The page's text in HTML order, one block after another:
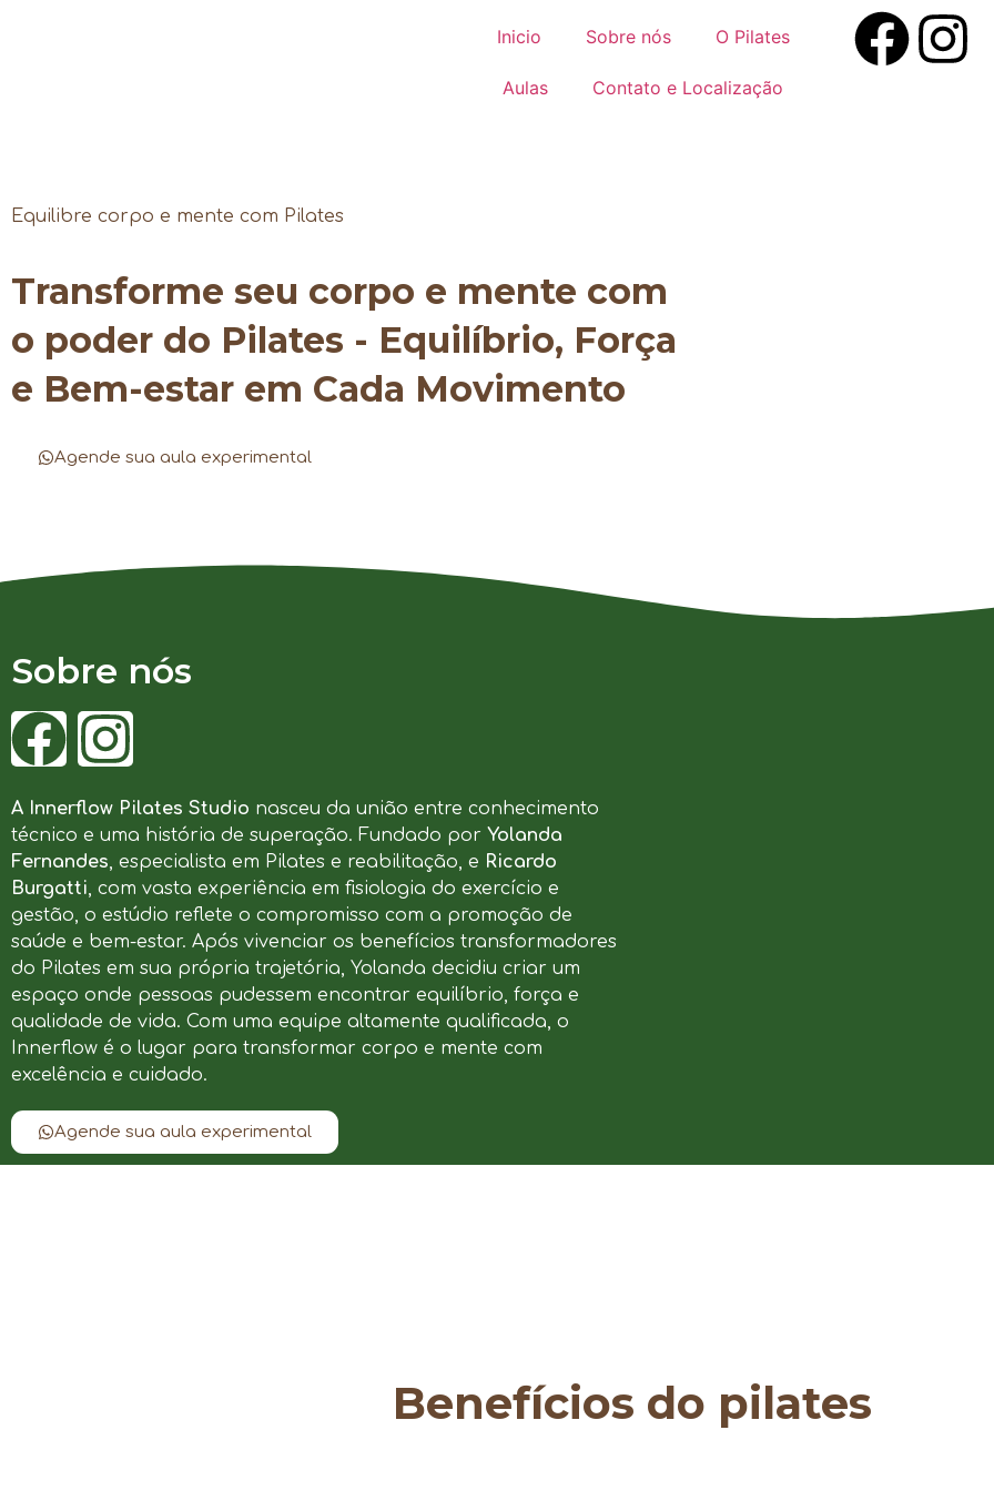
Inicio Sobre nós O Pilates
Aulas Contato e Localização
Equilibre corpo e mente com Pilates
Transforme seu corpo e mente com
o poder do Pilates - Equilíbrio, Força
e Bem-estar em Cada Movimento
Agende sua aula experimental
Sobre nós
A Innerflow Pilates Studio nasceu da união entre conhecimento
técnico e uma história de superação. Fundado por Yolanda
Fernandes, especialista em Pilates e reabilitação, e Ricardo
Burgatti, com vasta experiência em fisiologia do exercício e
gestão, o estúdio reflete o compromisso com a promoção de
saúde e bem-estar. Após vivenciar os benefícios transformadores
do Pilates em sua própria trajetória, Yolanda decidiu criar um
espaço onde pessoas pudessem encontrar equilíbrio, força e
qualidade de vida. Com uma equipe altamente qualificada, o
Innerflow é o lugar para transformar corpo e mente com
excelência e cuidado.
Agende sua aula experimental
Benefícios do pilates